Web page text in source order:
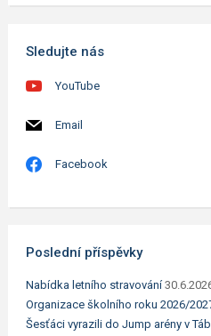
Sledujte nás
YouTube
Email
Facebook
Poslední příspěvky
Nabídka letního stravování
Organizace školního roku 2026/
Šesťáci vyrazili do Jump arény v